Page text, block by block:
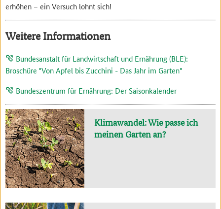
erhöhen – ein Versuch lohnt sich!
Weitere Informationen
Bundesanstalt für Landwirtschaft und Ernährung (BLE):
Broschüre "Von Apfel bis Zucchini - Das Jahr im Garten"
Bundeszentrum für Ernährung: Der Saisonkalender
Klimawandel: Wie passe ich
meinen Garten an?